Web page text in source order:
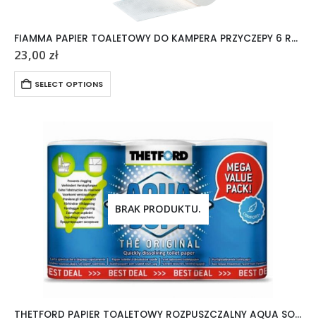
FIAMMA PAPIER TOALETOWY DO KAMPERA PRZYCZEPY 6 ROLEK
23,00 zł
SELECT OPTIONS
BRAK PRODUKTU.
THETFORD PAPIER TOALETOWY ROZPUSZCZALNY AQUA SOFT 6 ROLEK